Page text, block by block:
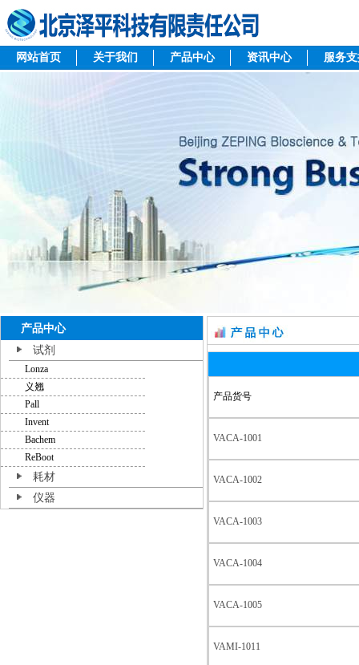
网站首页 关于我们 产品中心 资讯中心 服务
产品中心
试剂
Lonza
义翘
Pall
Invent
Bachem
ReBoot
耗材
仪器
产品货号
VACA-1001
VACA-1002
VACA-1003
VACA-1004
VACA-1005
VAMI-1011